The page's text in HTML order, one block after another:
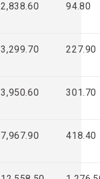
2,838.60 94.80
3,299.70 227.90
3,950.60 301.70
7,967.90 418.40